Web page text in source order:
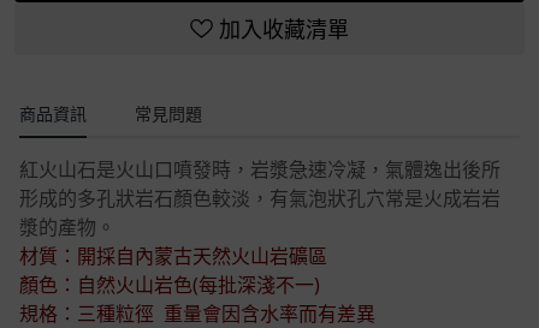
加入收藏清單
商品資訊 常見問題
紅火山石是火山口噴發時，岩漿急速冷凝，氣體逸出後所
形成的多孔狀岩石顏色較淡，有氣泡狀孔穴常是火成岩岩
漿的產物。
材質：開採自內蒙古天然火山岩礦區
顏色：自然火山岩色(每批深淺不一)
規格：三種粒徑 重量會因含水率而有差異